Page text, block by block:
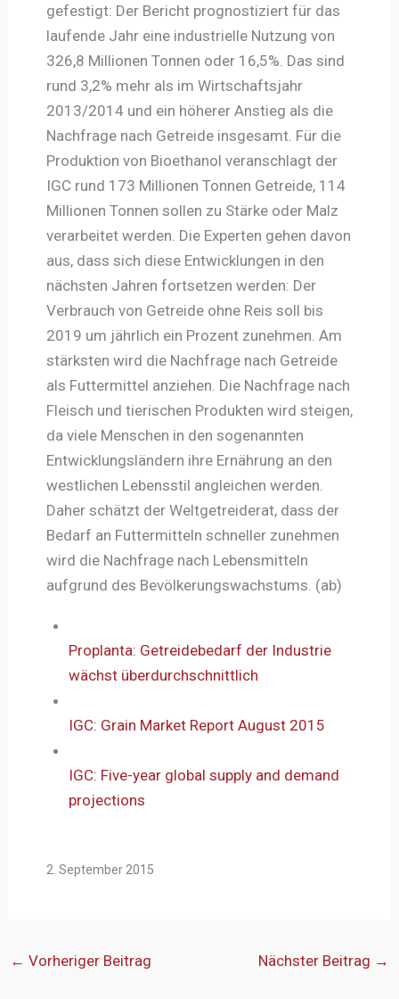
gefestigt: Der Bericht prognostiziert für das
laufende Jahr eine industrielle Nutzung von
326,8 Millionen Tonnen oder 16,5%. Das sind
rund 3,2% mehr als im Wirtschaftsjahr
2013/2014 und ein höherer Anstieg als die
Nachfrage nach Getreide insgesamt. Für die
Produktion von Bioethanol veranschlagt der
IGC rund 173 Millionen Tonnen Getreide, 114
Millionen Tonnen sollen zu Stärke oder Malz
verarbeitet werden. Die Experten gehen davon
aus, dass sich diese Entwicklungen in den
nächsten Jahren fortsetzen werden: Der
Verbrauch von Getreide ohne Reis soll bis
2019 um jährlich ein Prozent zunehmen. Am
stärksten wird die Nachfrage nach Getreide
als Futtermittel anziehen. Die Nachfrage nach
Fleisch und tierischen Produkten wird steigen,
da viele Menschen in den sogenannten
Entwicklungsländern ihre Ernährung an den
westlichen Lebensstil angleichen werden.
Daher schätzt der Weltgetreiderat, dass der
Bedarf an Futtermitteln schneller zunehmen
wird die Nachfrage nach Lebensmitteln
aufgrund des Bevölkerungswachstums. (ab)
Proplanta: Getreidebedarf der Industrie
wächst überdurchschnittlich
IGC: Grain Market Report August 2015
IGC: Five-year global supply and demand
projections
2. September 2015
← Vorheriger Beitrag Nächster Beitrag →